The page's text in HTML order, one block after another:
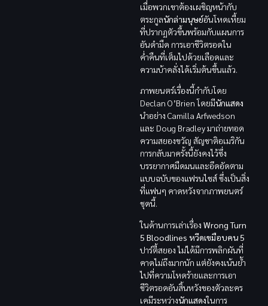
เมื่อพวกเขาต้องเผชิญหน้ากับ
ตระกูลนักล่ามนุษย์อันโหดเหี้ยม
ที่ปรากฏตัวขึ้นพร้อมกับแผนการ
อันดำมืด การเอาชีวิตรอดใน
ค่ำคืนที่เต็มไปด้วยเลือดและ
ความบ้าคลั่งได้เริ่มต้นขึ้นแล้ว.
ภาพยนตร์เรื่องนี้กำกับโดย
Declan O’Brien โดยมีนักแสดง
นำอย่าง Camilla Arfwedson
และ Doug Bradley มาถ่ายทอด
ความสยองขวัญ สัญชาติอเมริกัน
การกลับมาครั้งนี้ยังคงไว้ซึ่ง
บรรยากาศมืดมนและอึดอัดตาม
แบบฉบับของแฟรนไชส์ ซึ่งเป็นสิ่ง
ที่แฟนๆ คาดหวังจากภาพยนตร์
ชุดนี้.
ในด้านการเล่าเรื่อง Wrong Turn
5 Bloodlines หวีดเขมือบคน 5
ปาร์ตี้สยอง ไม่ได้มีการพลิกผันที่
คาดไม่ถึงมากนัก แต่ยังคงเน้นย้ำ
ไปที่ความโหดร้ายและการเอา
ชีวิตรอดอันสิ้นหวังของตัวละคร
เคมีระหว่างนักแสดงในการ